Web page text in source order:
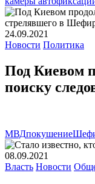
24.09.2021
Новости Политика
Под Киевом
поиску
МВДпокушение
08.09.2021
Власть Новости